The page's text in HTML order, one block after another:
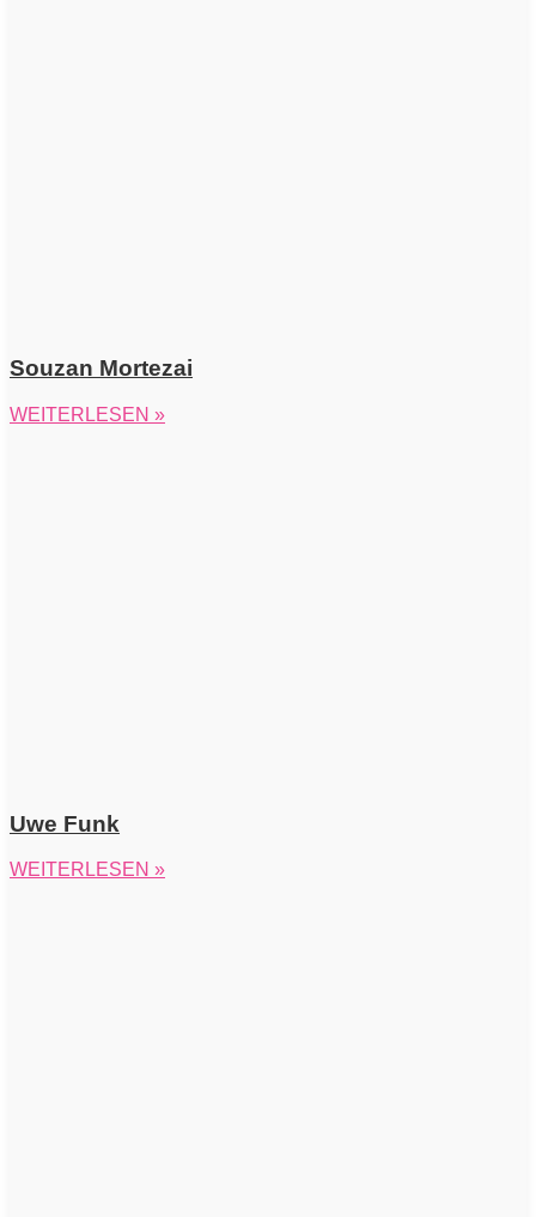
Souzan Mortezai
WEITERLESEN »
Uwe Funk
WEITERLESEN »